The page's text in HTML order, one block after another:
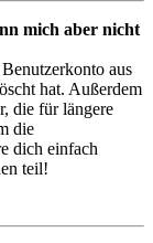
mich aber nicht
aus
hat. Außerdem
die für längere
die
dich einfach
teil!